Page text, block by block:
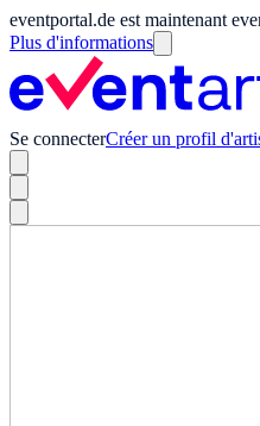
eventportal.de est maintenant
Plus d'informations
Se connecterCréer un profil